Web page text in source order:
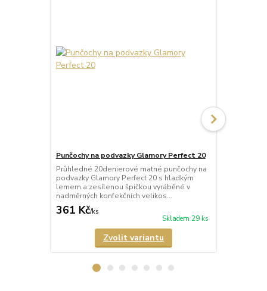
Punčochy na podvazky Glamory Perfect 20
Průhledné 20denierové matné punčochy na
podvazky Glamory Perfect 20 s hladkým
lemem a zesílenou špičkou vyráběné v
nadměrných konfekčních velikos...
361 Kč/ks
Skladem 29 ks
Zvolit variantu